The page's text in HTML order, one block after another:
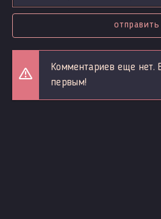
отправить
Комментариев еще нет.
первым!